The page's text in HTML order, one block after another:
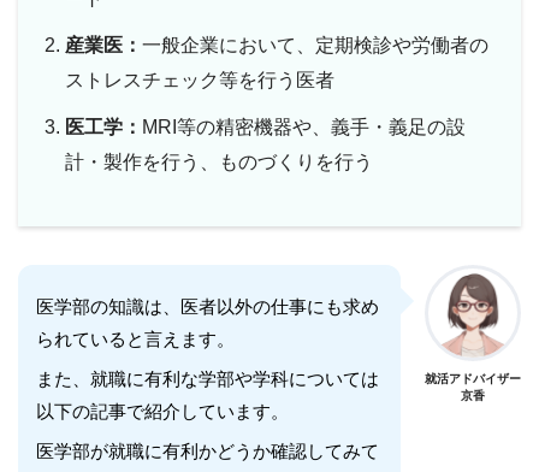
産業医： 一般企業において、定期検診や労働者の
ストレスチェック等を行う医者
医工学： MRI等の精密機器や、義手・義足の設
計・製作を行う、ものづくりを行う
医学部の知識は、医者以外の仕事にも求め
られていると言えます。
また、就職に有利な学部や学科については
以下の記事で紹介しています。
医学部が就職に有利かどうか確認してみて
就活アドバイザー
京香